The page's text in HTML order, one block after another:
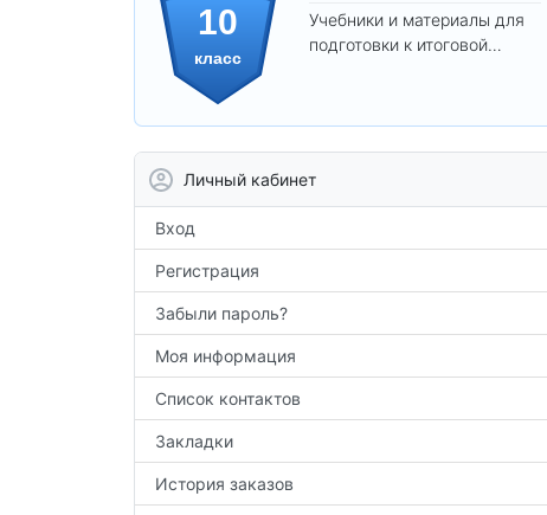
10
класс
Учебники и материалы для
подготовки к итоговой
Личный кабинет
Вход
Регистрация
Забыли пароль?
Моя информация
Список контактов
Закладки
История заказов